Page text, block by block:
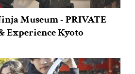
Museum - PRIVATE
Experience Kyoto